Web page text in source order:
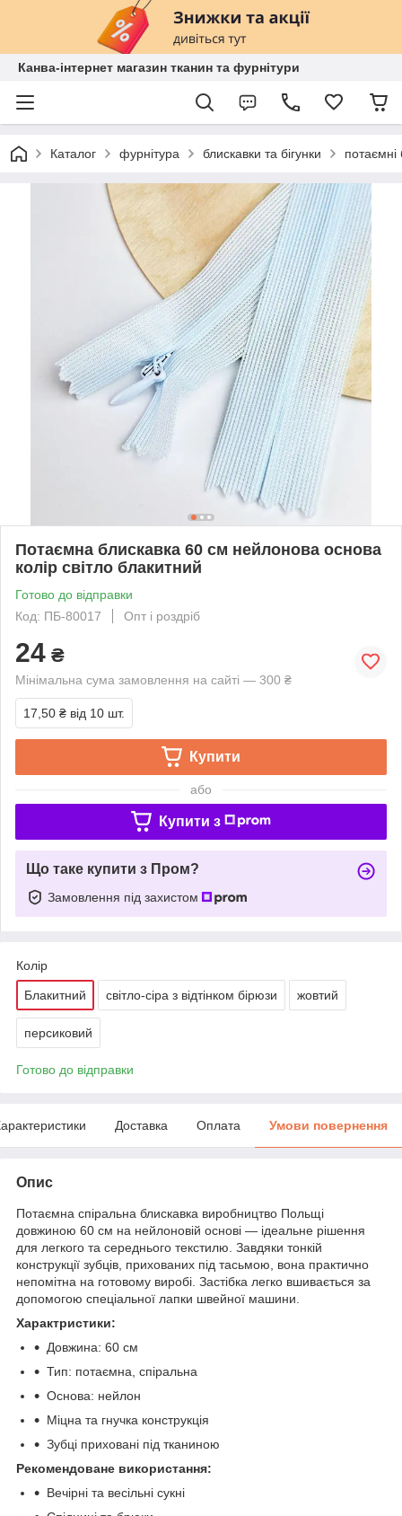
Канва-інтернет магазин тканин та фурнітури
Каталог фурнітура блискавки та бігунки потаємні
Потаємна блискавка 60 см нейлонова основа
колір світло блакитний
Готово до відправки
Код: ПБ-80017
Опт і роздріб
24 ₴
Мінімальна сума замовлення на сайті — 300 ₴
17,50 ₴ від 10 шт.
Купити
або
Купити з
Що таке купити з Пром?
Замовлення під захистом
Колір
Блакитний світло-сіра з відтінком бірюзи жовтий
персиковий
Готово до відправки
Доставка Оплата Умови повернення
Опис
Потаємна спіральна блискавка виробництво Польщі
довжиною 60 см на нейлоновій основі — ідеальне рішення
для легкого та середнього текстилю. Завдяки тонкій
конструкції зубців, прихованих під тасьмою, вона практично
непомітна на готовому виробі. Застібка легко вшивається за
допомогою спеціальної лапки швейної машини.
Характристики:
Довжина: 60 см
Тип: потаємна, спіральна
Основа: нейлон
Міцна та гнучка конструкція
Зубці приховані під тканиною
Рекомендоване використання:
Вечірні та весільні сукні